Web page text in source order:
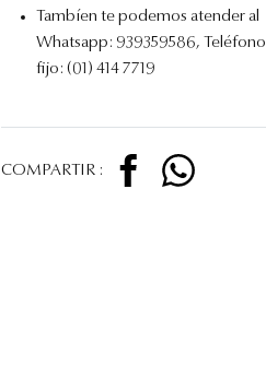
Tambíen te podemos atender al
Whatsapp: 939359586, Teléfono
fijo: (01) 414 7719
COMPARTIR :